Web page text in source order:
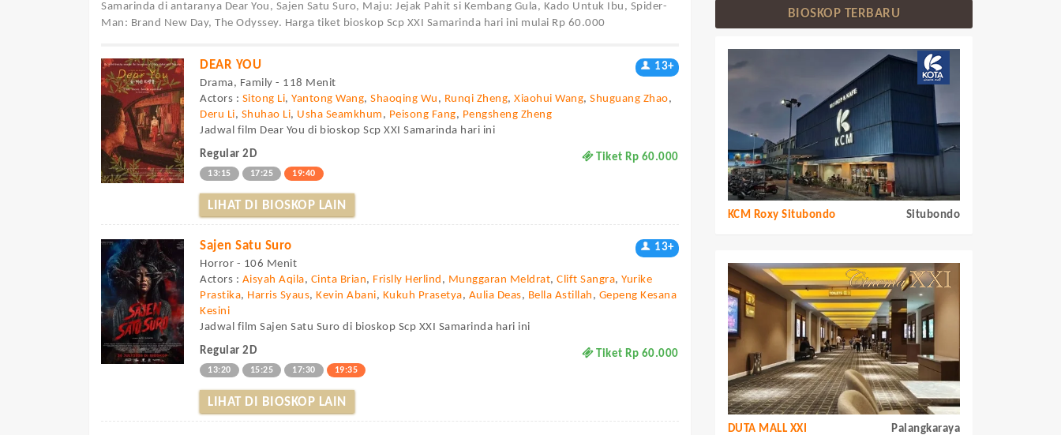
Samarinda di antaranya Dear You, Sajen Satu Suro, Maju: Jejak Pahit si Kembang Gula, Kado Untuk Ibu, Spider-
Man: Brand New Day, The Odyssey. Harga tiket bioskop Scp XXI Samarinda hari ini mulai Rp 60.000
DEAR YOU
13+
Drama, Family - 118 Menit
Actors : Sitong Li,Yantong Wang,Shaoqing Wu , Runqi Zheng,Xiaohui Wang,Shuguang Zhao,
Deru Li, Shuhao Li, Usha Seamkhum , Peisong Fang, Pengsheng Zheng
Jadwal film Dear You di bioskop Scp XXI Samarinda hari ini
Regular 2D
Tiket Rp 60.000
13:15 17:25 19:40
LIHAT DI BIOSKOP LAIN
Sajen Satu Suro
13+
Horror - 106 Menit
Actors : Aisyah Aqila, Cinta Brian, Frislly Herlind , Munggaran Meldrat,Clift Sangra,Yurike
Prastika, Harris Syaus,Kevin Abani, Kukuh Prasetya, Aulia Deas, Bella Astillah , Gepeng Kesana
Kesini
Jadwal film Sajen Satu Suro di bioskop Scp XXI Samarinda hari ini
Regular 2D
Tiket Rp 60.000
13:20 15:25 17:30 19:35
LIHAT DI BIOSKOP LAIN
BIOSKOP TERBARU
KCM Roxy Situbondo Situbondo
DUTA MALL XXI Palangkaraya